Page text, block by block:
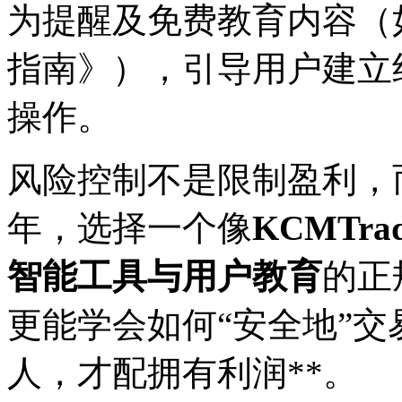
为提醒及免费教育内容
指南》），引导用户建
操作。
风险控制不是限制盈利
年，选择一个像
智能工具与用户教育的
更能学会如何“安全地”
人，才配拥有利润**。